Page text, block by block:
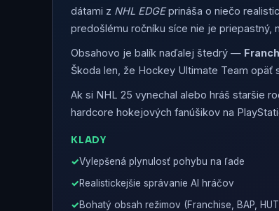
dátami z NHL EDGEprináša o niečo
predošlému ročníku síce nie je priepastný,
Obsahovo je balík naďalej štedrý —
Škoda len, že Hockey Ultimate Team opäť
Ak si NHL 25 vynechal alebo hráš staršie
hardcore hokejových fanúšikov na
KLADY
Vylepšená plynulosť pohybu na ľade
Realistickejšie správanie AI hráčov
Bohatý obsah režimov (Franchise, BAP,